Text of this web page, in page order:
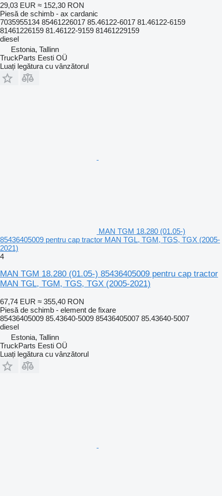
29,03 EUR ≈ 152,30 RON
Piesă de schimb - ax cardanic
7035955134 85461226017 85.46122-6017 81.46122-6159
81461226159 81.46122-9159 81461229159
diesel
Estonia, Tallinn
TruckParts Eesti OÜ
Luați legătura cu vânzătorul
MAN TGM 18.280 (01.05-)
85436405009 pentru cap tractor MAN TGL, TGM, TGS, TGX (2005-
2021)
4
MAN TGM 18.280 (01.05-) 85436405009 pentru cap tractor
MAN TGL, TGM, TGS, TGX (2005-2021)
67,74 EUR ≈ 355,40 RON
Piesă de schimb - element de fixare
85436405009 85.43640-5009 85436405007 85.43640-5007
diesel
Estonia, Tallinn
TruckParts Eesti OÜ
Luați legătura cu vânzătorul